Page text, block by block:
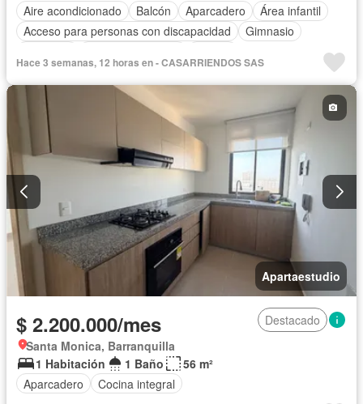
Aire acondicionado
Balcón Aparcadero
Área infantil
Acceso para personas con discapacidad
Gimnasio
Hace 3 semanas, 12 horas en - CASARRIENDOS SAS
Apartaestudio
$ 2.200.000/mes
Destacado
Santa Monica, Barranquilla
1 Habitación
1 Baño
56 m²
Aparcadero
Cocina integral